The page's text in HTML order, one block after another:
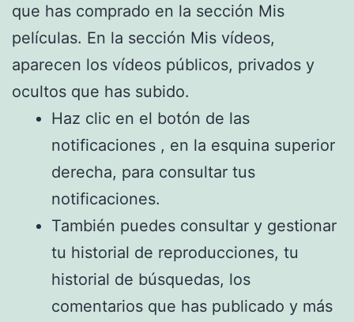
que has comprado en la sección Mis
películas. En la sección Mis vídeos,
aparecen los vídeos públicos, privados y
ocultos que has subido.
Haz clic en el botón de las
notificaciones , en la esquina superior
derecha, para consultar tus
notificaciones.
También puedes consultar y gestionar
tu historial de reproducciones, tu
historial de búsquedas, los
comentarios que has publicado y más